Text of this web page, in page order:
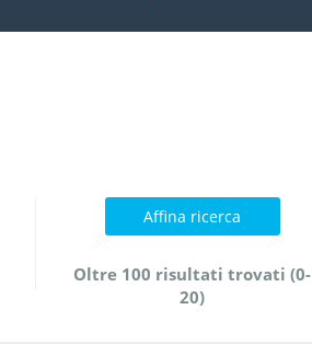
Affina ricerca
Oltre 100 risultati trovati (0-
20)